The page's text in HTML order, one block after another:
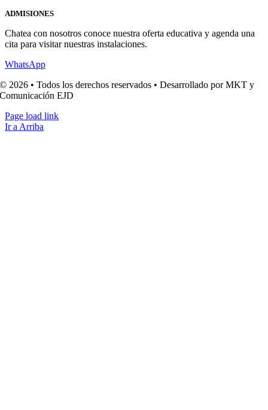
ADMISIONES
Chatea con nosotros conoce nuestra oferta educativa y agenda una
cita para visitar nuestras instalaciones.
WhatsApp
© 2026 • Todos los derechos reservados • Desarrollado por MKT y
Comunicación EJD
Page load link
Ir a Arriba